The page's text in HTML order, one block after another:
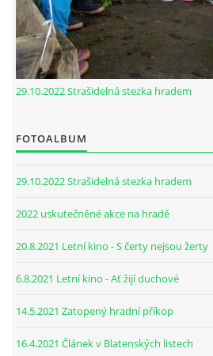
29.10.2022 Strašidelná stezka hradem
FOTOALBUM
29.10.2022 Strašidelná stezka hradem
2022 uskutečněné akce na hradě
20.8.2021 Letní kino - S čerty nejsou žerty
6.8.2021 Letní kino - Ať žijí duchové
14.5.2021 Zatopený hradní příkop
16.4.2021 Článek v Blatenských listech